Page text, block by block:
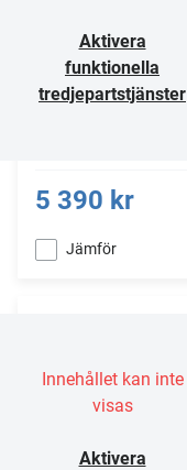
Aktivera
funktionella
tredjepartstjänster
5 390 kr
Jämför
Innehållet kan inte
visas
Aktivera